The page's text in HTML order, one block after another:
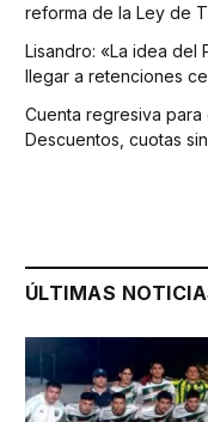
reforma de la Ley de
Lisandro: «La idea del
llegar a retenciones
Cuenta regresiva para
Descuentos, cuotas
ÚLTIMAS